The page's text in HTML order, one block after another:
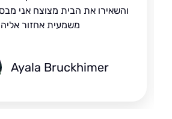
והשאירו את הבית מצוצח אני מבסוטה
משמעית אחזור אליהם
Ayala Bruckhimer